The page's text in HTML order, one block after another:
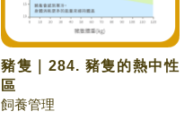
豬隻｜284. 豬隻的熱中性
區
飼養管理